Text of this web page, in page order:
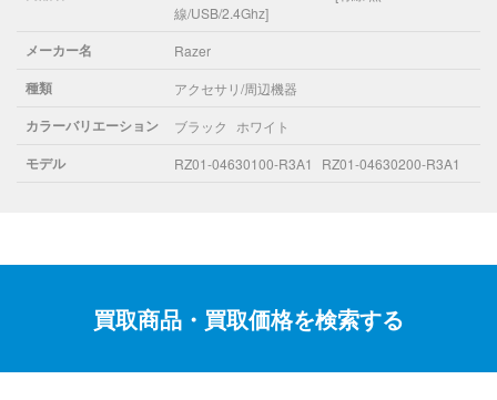
線/USB/2.4Ghz]
メーカー名 Razer
種類 アクセサリ/周辺機器
カラーバリエーション ブラック ホワイト
モデル RZ01-04630100-R3A1 RZ01-04630200-R3A1
買取商品・買取価格を検索する